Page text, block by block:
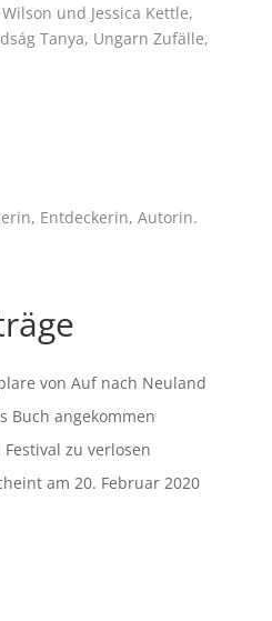
und Jessica Kettle,
Tanya, Ungarn Zufälle,
Entdeckerin, Autorin.
von Auf nach Neuland
Buch angekommen
zu verlosen
am 20. Februar 2020